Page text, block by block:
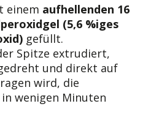
einem aufhellenden 16
(5,6 %iges
gefüllt.
Spitze extrudiert,
und direkt auf
wird, die
wenigen Minuten